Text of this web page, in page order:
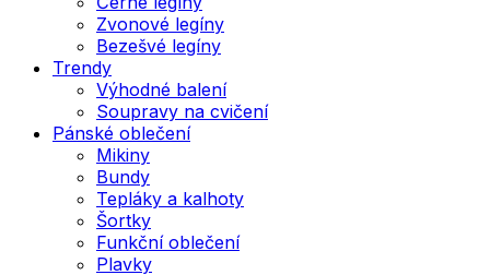
Zvonové legíny
Bezešvé legíny
Trendy
Výhodné balení
Soupravy na cvičení
Pánské oblečení
Mikiny
Bundy
Tepláky a kalhoty
Šortky
Funkční oblečení
Plavky